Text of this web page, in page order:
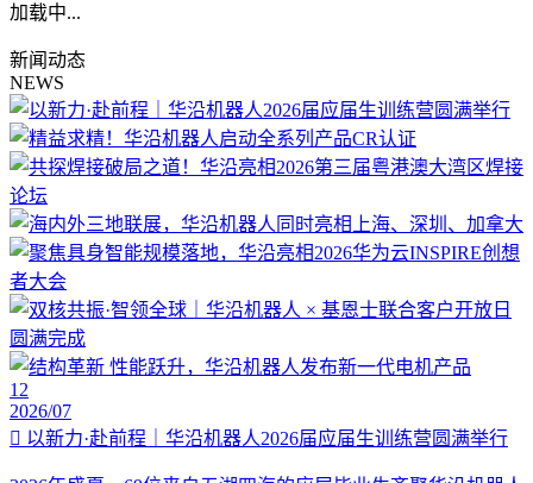
加载中...
新闻动态
NEWS
12
2026/07
以新力·赴前程｜华沿机器人2026届应届生训练营圆满举行